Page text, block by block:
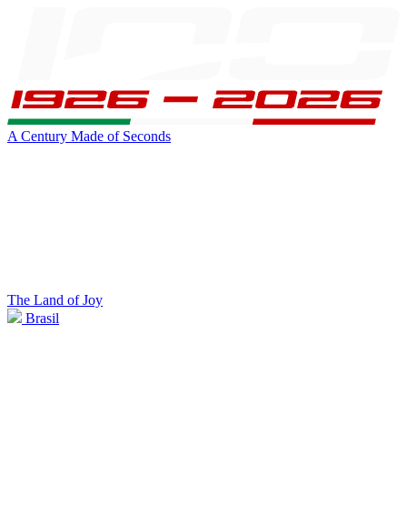
A Century Made of Seconds
The Land of Joy
Brasil